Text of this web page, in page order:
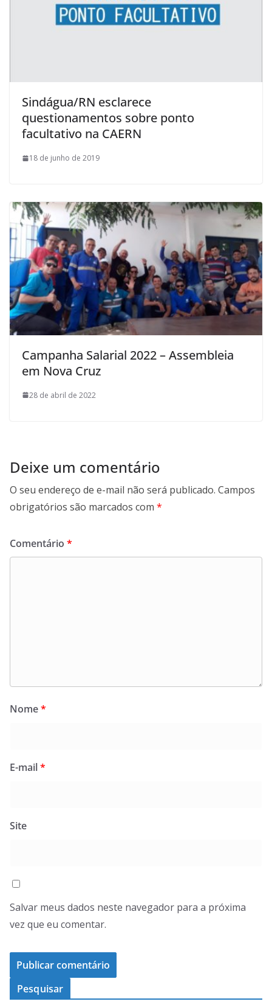
Sindágua/RN esclarece
questionamentos sobre ponto
facultativo na CAERN
18 de junho de 2019
Campanha Salarial 2022 – Assembleia
em Nova Cruz
28 de abril de 2022
Deixe um comentário
O seu endereço de e-mail não será publicado. Campos
obrigatórios são marcados com *
Comentário *
Nome*
E-mail*
Site
Salvar meus dados neste navegador para a próxima
vez que eu comentar.
Pesquisar